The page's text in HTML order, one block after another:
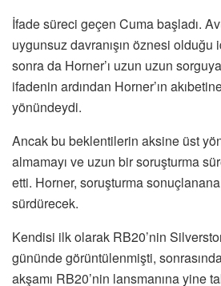
İfade süreci geçen Cuma başladı.
uygunsuz davranışın öznesi olduğu
sonra da Horner’ı uzun uzun
ifadenin ardından Horner’ın
yönündeydi.
Ancak bu beklentilerin aksine üst
almamayı ve uzun bir soruşturma
etti. Horner, soruşturma
sürdürecek.
Kendisi ilk olarak RB20’nin
gününde görüntülenmişti,
akşamı RB20’nin lansmanına yine